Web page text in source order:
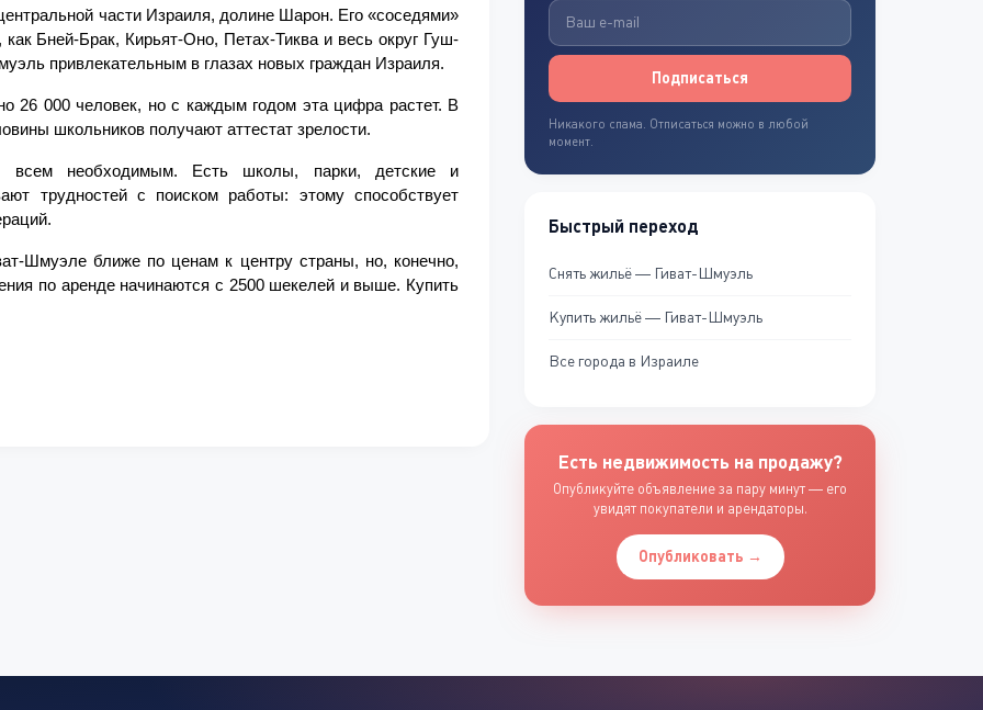
части Израиля, долине Шарон. Его «соседями»
Бней-Брак, Кирьят-Оно, Петах-Тиква и весь округ Гуш-
привлекательным в глазах новых граждан Израиля.
26 000 человек, но с каждым годом эта цифра растет. В
школьников получают аттестат зрелости.
всем необходимым. Есть школы, парки, детские и
трудностей с поиском работы: этому способствует
Шмуэле ближе по ценам к центру страны, но, конечно,
по аренде начинаются с 2500 шекелей и выше. Купить
Подписаться
Никакого спама. Отписаться можно в любой
момент.
Быстрый переход
Снять жильё — Гиват-Шмуэль
Купить жильё — Гиват-Шмуэль
Все города в Израиле
Есть недвижимость на продажу?
Опубликуйте объявление за пару минут — его
увидят покупатели и арендаторы.
Опубликовать →